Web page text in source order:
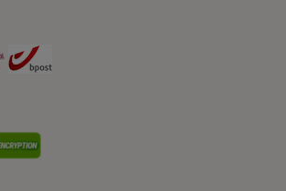
Method
Mondial Relay Shipping Method
Security